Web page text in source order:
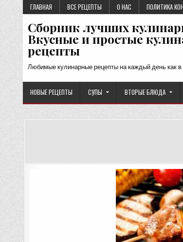
Перейти
к
содержимому
ГЛАВНАЯ ВСЕ РЕЦЕПТЫ О НАС ПОЛИТИКА
Сборник лучших
Вкусные и простые
рецепты
Любимые кулинарные рецепты на каждый день как в
НОВЫЕ РЕЦЕПТЫ СУПЫ ВТОРЫЕ БЛЮДА